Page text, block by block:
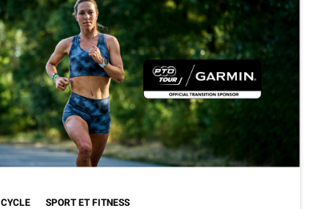
CYCLE SPORT ET FITNESS